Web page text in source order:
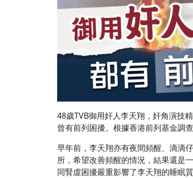
48歲TVB御用奸人李天翔，奸角演技
曾有前列困擾。根據香港前列基金調
早年前，李天翔亦有夜間頻醒、滴滴
所，希望改善頻醒的情況，結果還是
同腎虛困擾嚴重影響了李天翔的睡眠